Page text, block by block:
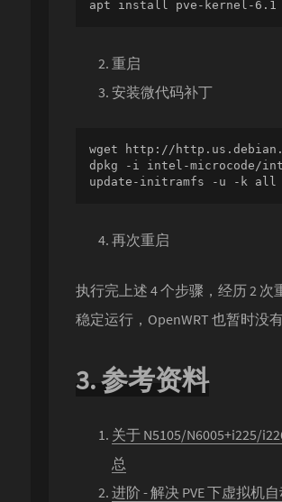
apt install pve-kernel-6.1
重启
安装微代码补丁
wget http://
dpkg -i intel-microcode/
update-initramfs -u -k all
再次重启
执行完上述 4 个步骤，经历 2
稳定运行，OpenWRT 也暂时没
3. 参考资料
关于 N5105/N6005+i225/
总
进阶 - 解决 PVE 下虚拟机